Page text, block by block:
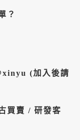
？
(加入後請
買賣 / 研發客